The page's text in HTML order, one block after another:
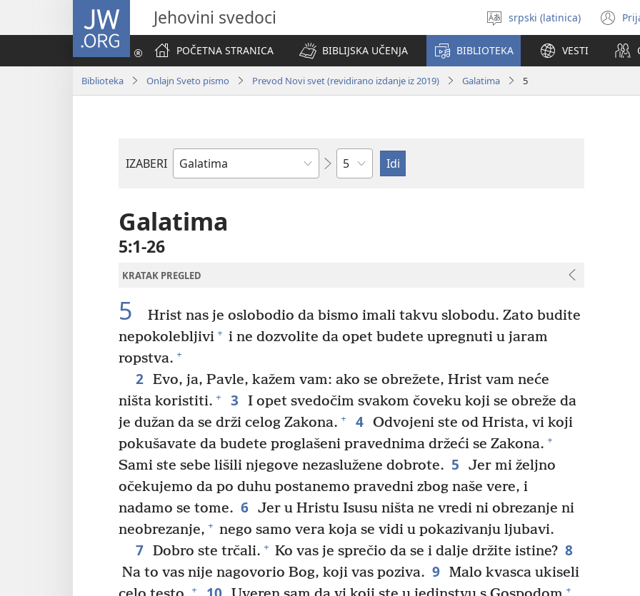
JW.ORG Jehovini svedoci
Izaberi
jezik
srpski (latinica)
POČETNA STRANICA
BIBLIJSKA UČENJA BIBLIOTEKA VESTI
Biblioteka Onlajn Sveto pismo Prevod Novi svet (revidirano izdanje iz 2019) Galatima 5
IZABERI
Biblijska
Poglavlje
Galatima
5:1-26
KRATAK PREGLED
5
Hrist nas je oslobodio da bismo imali takvu slobodu. Zato budite
nepokolebljivi + i ne dozvolite da opet budete upregnuti u jaram
ropstva. +
2 Evo, ja, Pavle, kažem vam: ako se obrežete, Hrist vam neće
ništa koristiti. + 3
I opet svedočim svakom čoveku koji se obreže da
je dužan da se drži celog Zakona. + 4 Odvojeni ste od Hrista, vi koji
pokušavate da budete proglašeni pravednima držeći se Zakona. +
Sami ste sebe lišili njegove nezaslužene dobrote. 5
Jer mi željno
očekujemo da po duhu postanemo pravedni zbog naše vere, i
nadamo se tome. 6 Jer u Hristu Isusu ništa ne vredi ni obrezanje ni
neobrezanje, + nego samo vera koja se vidi u pokazivanju ljubavi.
7 Dobro ste trčali. + Ko vas je sprečio da se i dalje držite istine? 8
Na to vas nije nagovorio Bog, koji vas poziva. 9 Malo kvasca ukiseli
+ +